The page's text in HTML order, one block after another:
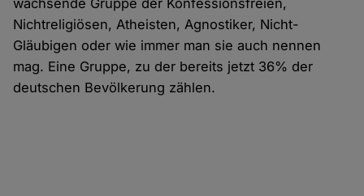
wachsende Gruppe der Konfessionsfreien,
Nichtreligiösen, Atheisten, Agnostiker, Nicht-
Gläubigen oder wie immer man sie auch nennen
mag. Eine Gruppe, zu der bereits jetzt 36% der
deutschen Bevölkerung zählen.